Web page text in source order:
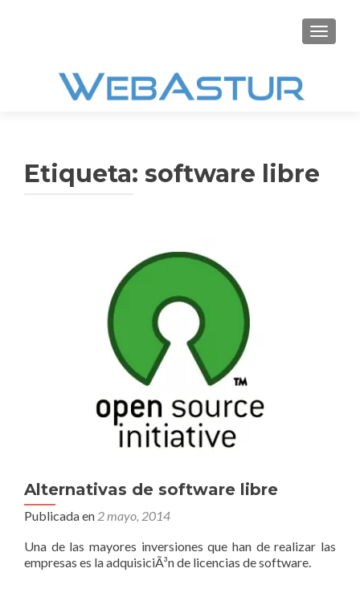
Etiqueta: software libre
Alternativas de software libre
Publicada en 2 mayo, 2014
Una de las mayores inversiones que han de realizar las
empresas es la adquisiciÃ³n de licencias de software.